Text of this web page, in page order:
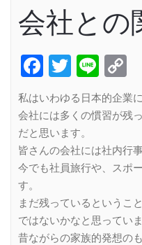
会社との
Facebook
Twitter
Line
私はいわゆる日本的企業
会社には多くの慣習が残
だと思います。
皆さんの会社には社内行
今でも社員旅行や、スポ
す。
まだ残っているというこ
ではないかなと思っていま
昔ながらの家族的発想の